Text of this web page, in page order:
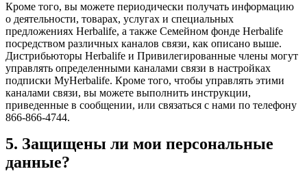
Кроме того, вы можете периодически получать информацию
о деятельности, товарах, услугах и специальных
предложениях Herbalife, а также Семейном фонде Herbalife
посредством различных каналов связи, как описано выше.
Дистрибьюторы Herbalife и Привилегированные члены могут
управлять определенными каналами связи в настройках
подписки MyHerbalife. Кроме того, чтобы управлять этими
каналами связи, вы можете выполнить инструкции,
приведенные в сообщении, или связаться с нами по телефону
866-866-4744.
5. Защищены ли мои персональные
данные?